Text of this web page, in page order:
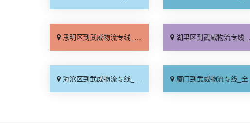
思明区到武威物流专线_诚信经营「高速快运」 湖里区到武威物流专线_快速响应「运费多少」
海沧区到武威物流专线_诚信经营「送货到门」 厦门到武威物流专线_全境到达「专业靠谱」